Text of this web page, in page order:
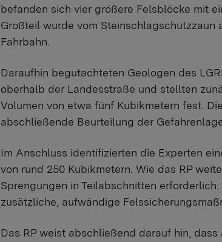
befanden sich vier größere Felsblöcke mit
Großteil wurde vom Steinschlagschutzzaun
Fahrbahn.
Daraufhin begutachteten Geologen des
oberhalb der Landesstraße und stellten
Volumen von etwa fünf Kubikmetern fest.
abschließende Beurteilung der
Im Anschluss identifizierten die Experten
von rund 250 Kubikmetern. Wie das RP
Sprengungen in Teilabschnitten
zusätzliche, aufwändige
Das RP weist abschließend darauf hin,